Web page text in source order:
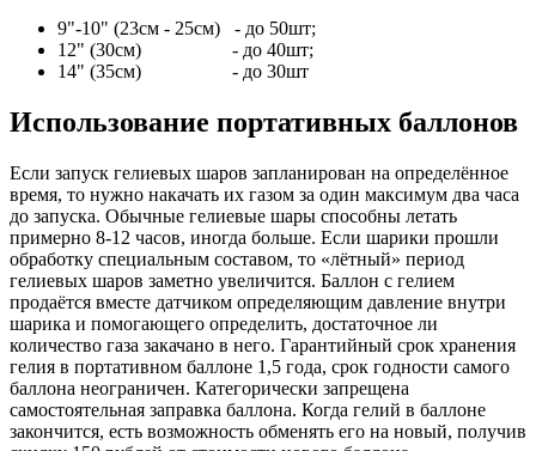
9"-10" (23см - 25см) - до 50шт;
12" (30см) - до 40шт;
14" (35см) - до 30шт
Использование портативных баллонов
Если запуск гелиевых шаров запланирован на определённое
время, то нужно накачать их газом за один максимум два часа
до запуска. Обычные гелиевые шары способны летать
примерно 8-12 часов, иногда больше. Если шарики прошли
обработку специальным составом, то «лётный» период
гелиевых шаров заметно увеличится. Баллон с гелием
продаётся вместе датчиком определяющим давление внутри
шарика и помогающего определить, достаточное ли
количество газа закачано в него. Гарантийный срок хранения
гелия в портативном баллоне 1,5 года, срок годности самого
баллона неограничен. Категорически запрещена
самостоятельная заправка баллона. Когда гелий в баллоне
закончится, есть возможность обменять его на новый, получив